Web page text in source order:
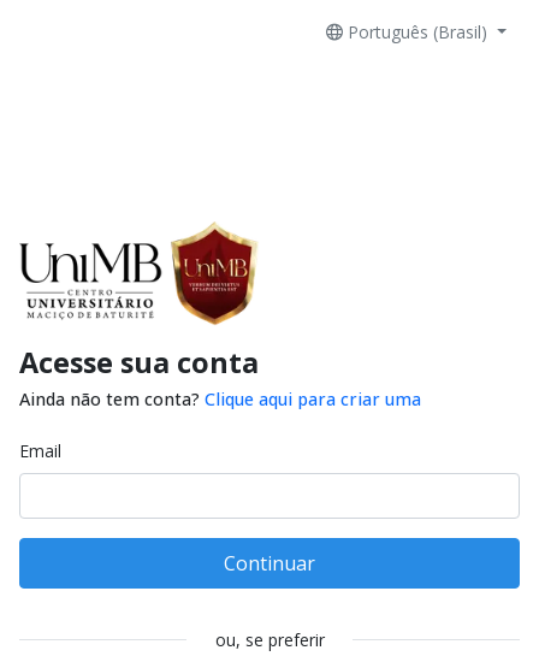
Português (Brasil)
Acesse sua conta
Ainda não tem conta? Clique aqui para criar uma
Email
Continuar
ou, se preferir